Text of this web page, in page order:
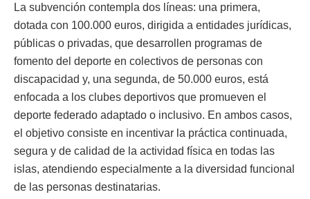
La subvención contempla dos líneas: una primera,
dotada con 100.000 euros, dirigida a entidades jurídicas,
públicas o privadas, que desarrollen programas de
fomento del deporte en colectivos de personas con
discapacidad y, una segunda, de 50.000 euros, está
enfocada a los clubes deportivos que promueven el
deporte federado adaptado o inclusivo. En ambos casos,
el objetivo consiste en incentivar la práctica continuada,
segura y de calidad de la actividad física en todas las
islas, atendiendo especialmente a la diversidad funcional
de las personas destinatarias.